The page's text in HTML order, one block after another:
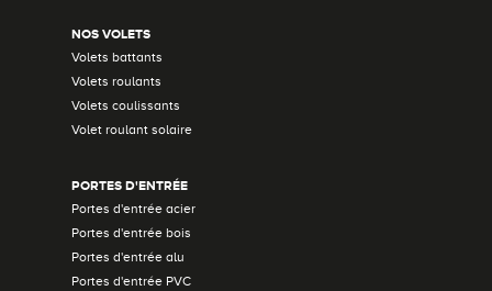
NOS VOLETS
Volets battants
Volets roulants
Volets coulissants
Volet roulant solaire
PORTES D'ENTRÉE
Portes d'entrée acier
Portes d'entrée bois
Portes d'entrée alu
Portes d'entrée PVC